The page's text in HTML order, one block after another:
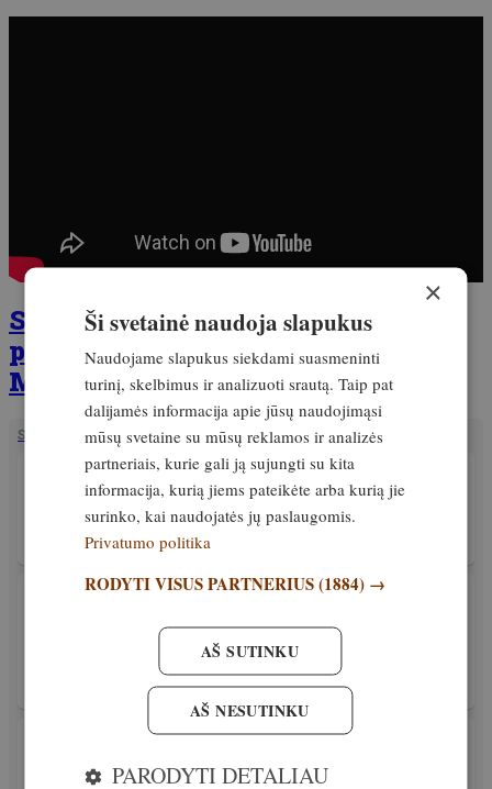
Skaitykite plačiau ir
prenumeruokite žurnalą
Medžioklė!
SUSIJĘ STRAIPSNIAI
Atsakingų medžiotojų ateitis prasideda nuo
kokybiškų mokymų. LMŽD kviečia į kursus!
Išskirtinis 6. sausis, 2026
panaudoti ginklą savigynai? Teisinės aktai ir
5. sausis, 2026
receptai šventiniam stalui!
×
Ši svetainė naudoja slapukus
Naudojame slapukus siekdami suasmeninti
turinį, skelbimus ir analizuoti srautą. Taip pat
dalijamės informacija apie jūsų naudojimąsi
mūsų svetaine su mūsų reklamos ir analizės
partneriais, kurie gali ją sujungti su kita
informacija, kurią jiems pateikėte arba kurią jie
surinko, kai naudojatės jų paslaugomis.
Privatumo politika
RODYTI VISUS PARTNERIUS(1884) →
AŠ SUTINKU
AŠ NESUTINKU
PARODYTI DETALIAU